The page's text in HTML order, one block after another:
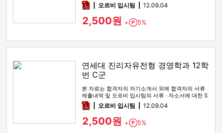
WOT 분석이 포함돼 …
pdf오르비 입시팀 12.09.04
2,500원 + Point
5%
연세대 진리자유전형 경영학과 12학
번 C군
본 자료는 합격자의 자기소개서 외에 합격자의 서류
제출내역 및 오르비 입시팀의 서류 · 자소서에 대한 S
WOT 분석이 포함돼 …
pdf오르비 입시팀 12.09.04
2,500원 + Point
5%